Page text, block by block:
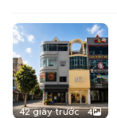
42 giây trước 4